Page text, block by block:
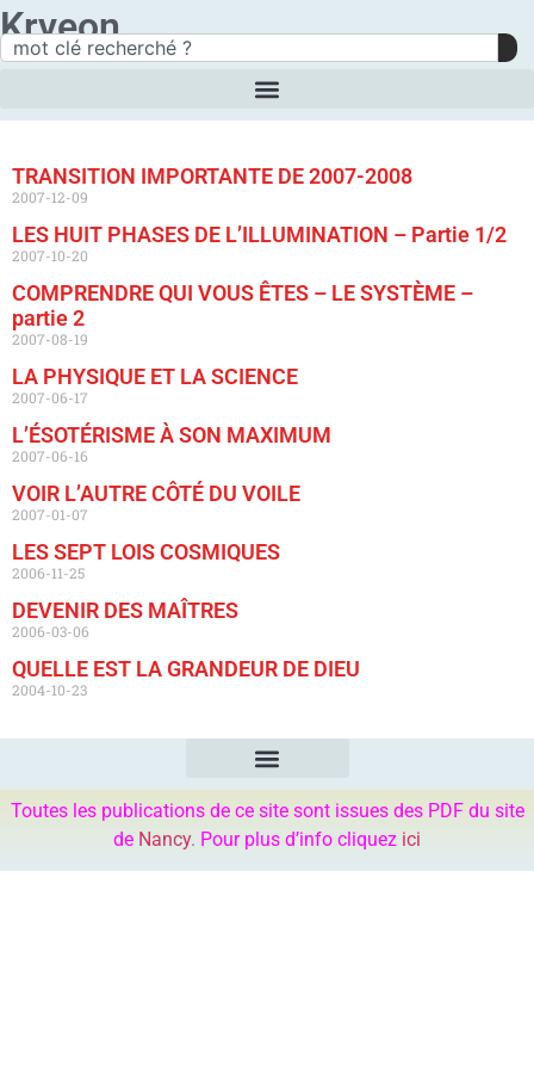
Kryeon
TRANSITION IMPORTANTE DE 2007-2008
2007-12-09
LES HUIT PHASES DE L’ILLUMINATION – Partie 1/2
2007-10-20
COMPRENDRE QUI VOUS ÊTES – LE SYSTÈME –
partie 2
2007-08-19
LA PHYSIQUE ET LA SCIENCE
2007-06-17
L’ÉSOTÉRISME À SON MAXIMUM
2007-06-16
VOIR L’AUTRE CÔTÉ DU VOILE
2007-01-07
LES SEPT LOIS COSMIQUES
2006-11-25
DEVENIR DES MAÎTRES
2006-03-06
QUELLE EST LA GRANDEUR DE DIEU
2004-10-23
Toutes les publications de ce site sont issues des PDF du site
de Nancy. Pour plus d’info cliquez ici